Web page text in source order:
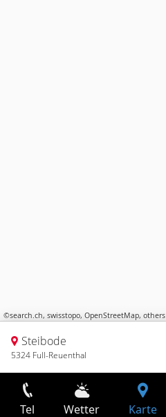
©search.ch, swisstopo, OpenStreetMap, others
Steibode
5324 Full-Reuenthal
Tel Wetter Karte